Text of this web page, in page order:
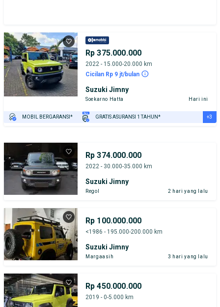
Rp 375.000.000
2022 - 15.000-20.000 km
Cicilan Rp 9 jt/bulan
Suzuki Jimny
Soekarno Hatta Hari ini
MOBIL BERGARANSI* GRATIS ASURANSI 1 TAHUN* +3
Rp 374.000.000
2022 - 30.000-35.000 km
Suzuki Jimny
Regol 2 hari yang lalu
Rp 100.000.000
<1986 - 195.000-200.000 km
Suzuki Jimny
Margaasih 3 hari yang lalu
Rp 450.000.000
2019 - 0-5.000 km